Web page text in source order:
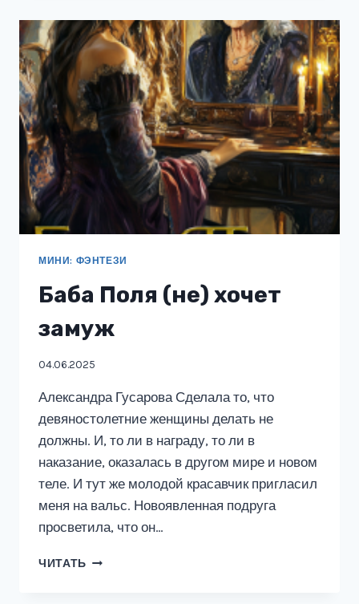
МИНИ: ФЭНТЕЗИ
Баба Поля (не) хочет
замуж
04.06.2025
Александра Гусарова Сделала то, что
девяностолетние женщины делать не
должны. И, то ли в награду, то ли в
наказание, оказалась в другом мире и новом
теле. И тут же молодой красавчик пригласил
меня на вальс. Новоявленная подруга
просветила, что он…
ЧИТАТЬ БАБА